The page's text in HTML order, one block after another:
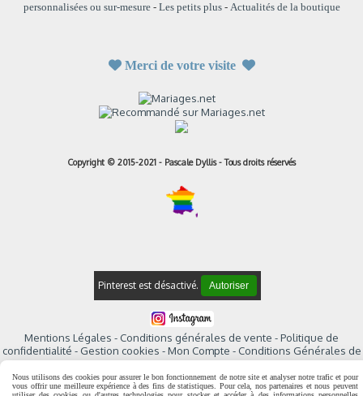
personnalisées ou sur-mesure- Les petits plus- Actualités de la boutique
Merci de votre visite 
Copyright © 2015-2021 - Pascale Dyllis - Tous droits réservés
Pinterest est désactivé. Autoriser
Mentions Légales Conditions générales de vente
Politique de
confidentialité
Gestion cookies Mon Compte
Conditions Générales de
Vente
Nous utilisons des cookies pour assurer le bon fonctionnement de notre site et analyser notre trafic et pour
vous offrir une meilleure expérience à des fins de statistiques. Pour cela, nos partenaires et nous peuvent